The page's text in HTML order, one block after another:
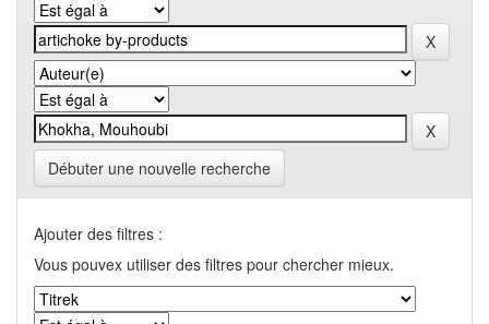
Débuter une nouvelle recherche
Ajouter des filtres :
Vous pouvex utiliser des filtres pour chercher mieux.